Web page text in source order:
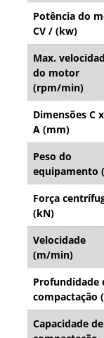
Potência do
CV / (kw)
Max.
do motor
(rpm/min)
Dimensões C
A (mm)
Peso do
equipamento
Força
(kN)
Velocidade
(m/min)
Profundidade
compactação
Capacidade de